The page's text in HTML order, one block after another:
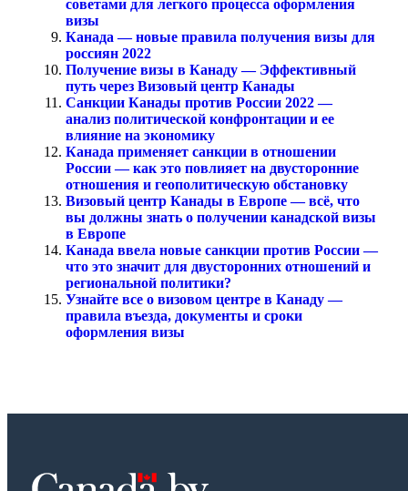
советами для легкого процесса оформления
визы
Канада — новые правила получения визы для
россиян 2022
Получение визы в Канаду — Эффективный
путь через Визовый центр Канады
Санкции Канады против России 2022 —
анализ политической конфронтации и ее
влияние на экономику
Канада применяет санкции в отношении
России — как это повлияет на двусторонние
отношения и геополитическую обстановку
Визовый центр Канады в Европе — всё, что
вы должны знать о получении канадской визы
в Европе
Канада ввела новые санкции против России —
что это значит для двусторонних отношений и
региональной политики?
Узнайте все о визовом центре в Канаду —
правила въезда, документы и сроки
оформления визы